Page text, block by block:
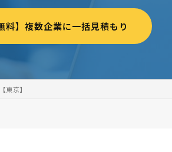
料】複数企業に一括見積もり
東京】